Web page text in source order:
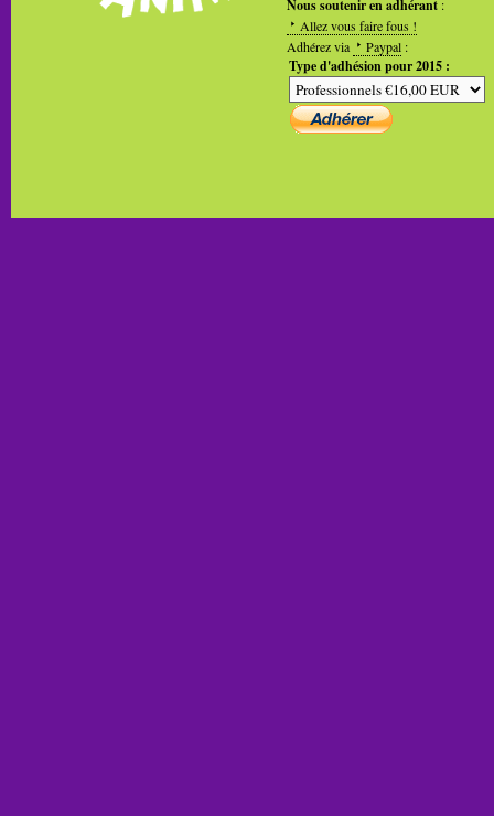
Nous soutenir en adhérant :
Allez vous faire fous !
Adhérez via
Paypal :
Type d'adhésion pour 2015 :